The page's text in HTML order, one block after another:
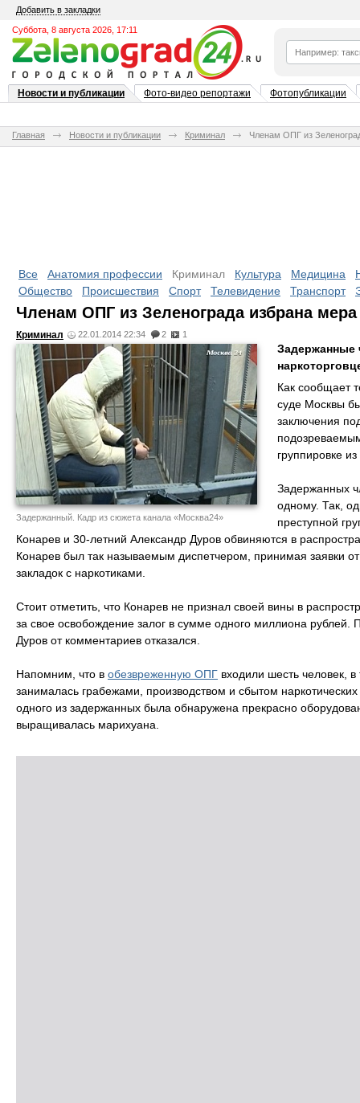
Добавить в закладки
Суббота, 8 августа 2026, 17:11
Новости и публикации Фото-видео репортажи Фотопубликации
Главная Новости и публикации Криминал Членам ОПГ из
Все Анатомия профессии Криминал Культура Медицина
Общество
Происшествия Спорт Телевидение Транспорт
Членам ОПГ из Зеленограда избрана мера
Криминал 22.01.2014 22:34 2 1
Задержанный. Кадр из сюжета канала «Москва24»
Задержанные
Как сообщает
суде Москвы
заключения
группировке
Задержанных
одному. Так,
преступной
Конарев и 30-летний Александр Дуров обвиняются в
Конарев был так называемым диспетчером, принимая заявки
закладок с наркотиками.
Стоит отметить, что Конарев не признал своей вины в
за свое освобождение залог в сумме одного миллиона рублей.
Дуров от комментариев отказался.
Напомним, что в обезвреженную ОПГ входили шесть человек,
занималась грабежами, производством и сбытом
одного из задержанных была обнаружена прекрасно
выращивалась марихуана.